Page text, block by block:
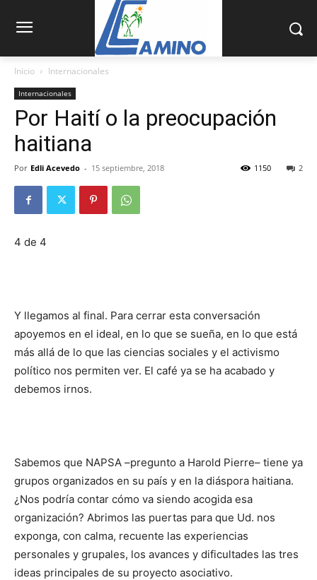
Inicio Internacionales
Internacionales
Por Haití o la preocupación
haitiana
Por Edli Acevedo - 15 septiembre, 2018 2
1150
4 de 4
Y llegamos al final. Para cerrar esta conversación
apoyemos en el ideal, en lo que se sueña, en lo que está
más allá de lo que las ciencias sociales y el activismo
político nos permiten ver. El café ya se ha acabado y
debemos irnos.
Sabemos que NAPSA –pregunto a Harold Pierre– tiene ya
grupos organizados en su país y en la diáspora haitiana.
¿Nos podría contar cómo va siendo acogida esa
organización? Abrimos las puertas para que Ud. nos
exponga, con calma, recuente las experiencias
personales y grupales, los avances y dificultades las tres
ideas principales de su proyecto asociativo.